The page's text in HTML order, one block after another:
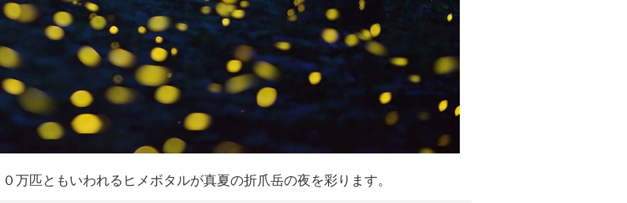
万匹ともいわれるヒメボタルが真夏の折爪岳の夜を彩ります。